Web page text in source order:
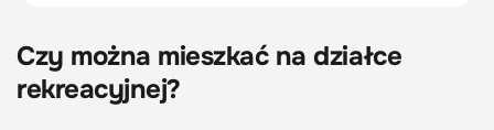
Czy można mieszkać na działce
rekreacyjnej?